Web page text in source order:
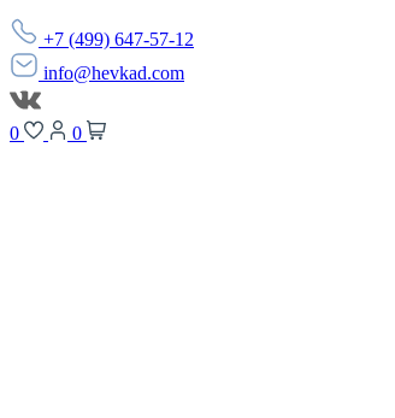
+7 (499) 647-57-12
info@hevkad.com
0 0